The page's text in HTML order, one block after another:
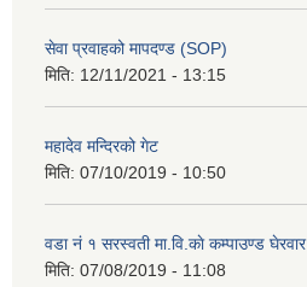
सेवा प्रवाहको मापदण्ड (SOP)
मिति: 12/11/2021 - 13:15
महादेव मन्दिरको गेट
मिति: 07/10/2019 - 10:50
वडा नं १ सरस्वती मा.वि.काे कम्पाउण्ड घेरवार
मिति: 07/08/2019 - 11:08